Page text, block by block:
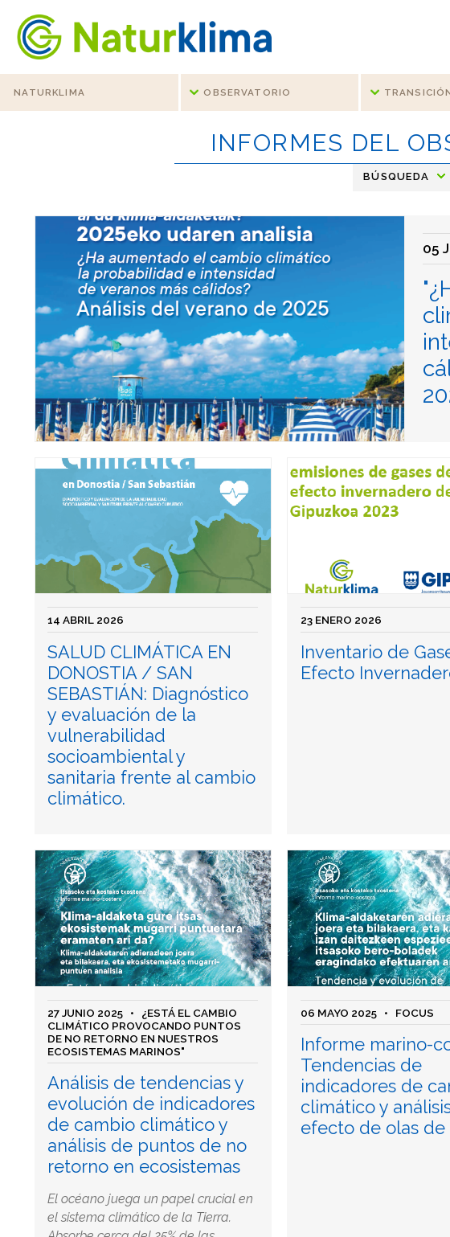
Ir al índice principal de contenidos
Ir a los contenidos
NATURKLIMA OBSERVATORIO
INFORMES DEL
BÚSQUEDA
05
14 ABRIL 2026
SALUD CLIMÁTICA EN
DONOSTIA / SAN
SEBASTIÁN: Diagnóstico
y evaluación de la
vulnerabilidad
socioambiental y
sanitaria frente al cambio
climático.
23 ENERO 2026
Inventario de
Efecto
27 JUNIO 2025 • ¿ESTÁ EL CAMBIO
CLIMÁTICO PROVOCANDO PUNTOS
DE NO RETORNO EN NUESTROS
ECOSISTEMAS MARINOS"
Análisis de tendencias y
evolución de indicadores
de cambio climático y
análisis de puntos de no
retorno en ecosistemas
El océano juega un papel crucial en
el sistema climático de la Tierra.
06 MAYO 2025• FOCUS
Informe marino-
Tendencias de
indicadores de
climático y
efecto de olas de